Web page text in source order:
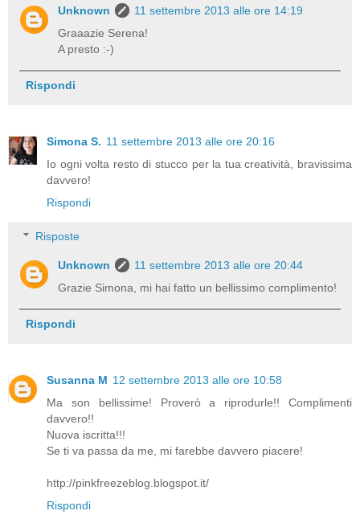
Unknown
11 settembre 2013 alle ore 14:19
Graaazie Serena!
A presto :-)
Rispondi
Simona S. 11 settembre 2013 alle ore 20:16
Io ogni volta resto di stucco per la tua creatività, bravissima
davvero!
Rispondi
Risposte
Unknown
11 settembre 2013 alle ore 20:44
Grazie Simona, mi hai fatto un bellissimo complimento!
Rispondi
Susanna M 12 settembre 2013 alle ore 10:58
Ma son bellissime! Proverò a riprodurle!! Complimenti
davvero!!
Nuova iscritta!!!
Se ti va passa da me, mi farebbe davvero piacere!
http://pinkfreezeblog.blogspot.it/
Rispondi